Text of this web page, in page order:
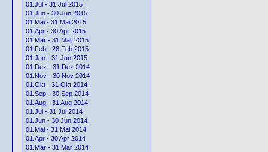
01.Jul - 31 Jul 2015
01.Jun - 30 Jun 2015
01.Mai - 31 Mai 2015
01.Apr - 30 Apr 2015
01.Mär - 31 Mär 2015
01.Feb - 28 Feb 2015
01.Jan - 31 Jan 2015
01.Dez - 31 Dez 2014
01.Nov - 30 Nov 2014
01.Okt - 31 Okt 2014
01.Sep - 30 Sep 2014
01.Aug - 31 Aug 2014
01.Jul - 31 Jul 2014
01.Jun - 30 Jun 2014
01.Mai - 31 Mai 2014
01.Apr - 30 Apr 2014
01.Mär - 31 Mär 2014